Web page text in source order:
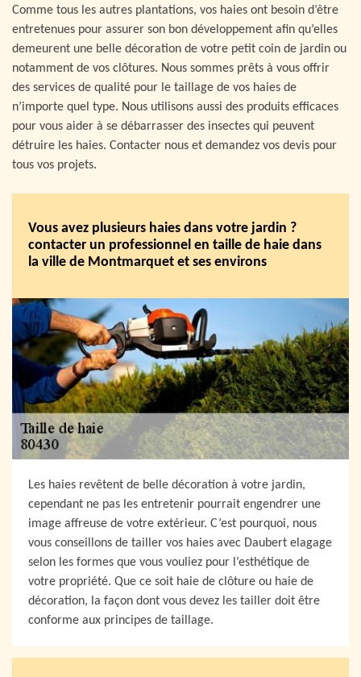
Comme tous les autres plantations, vos haies ont besoin d’être
entretenues pour assurer son bon développement afin qu’elles
demeurent une belle décoration de votre petit coin de jardin ou
notamment de vos clôtures. Nous sommes prêts à vous offrir
des services de qualité pour le taillage de vos haies de
n’importe quel type. Nous utilisons aussi des produits efficaces
pour vous aider à se débarrasser des insectes qui peuvent
détruire les haies. Contacter nous et demandez vos devis pour
tous vos projets.
Vous avez plusieurs haies dans votre jardin ?
contacter un professionnel en taille de haie dans
la ville de Montmarquet et ses environs
Les haies revêtent de belle décoration à votre jardin,
cependant ne pas les entretenir pourrait engendrer une
image affreuse de votre extérieur. C’est pourquoi, nous
vous conseillons de tailler vos haies avec Daubert elagage
selon les formes que vous vouliez pour l’esthétique de
votre propriété. Que ce soit haie de clôture ou haie de
décoration, la façon dont vous devez les tailler doit être
conforme aux principes de taillage.